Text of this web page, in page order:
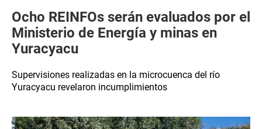
Ocho REINFOs serán evaluados por el
Ministerio de Energía y minas en
Yuracyacu
Supervisiones realizadas en la microcuenca del río
Yuracyacu revelaron incumplimientos